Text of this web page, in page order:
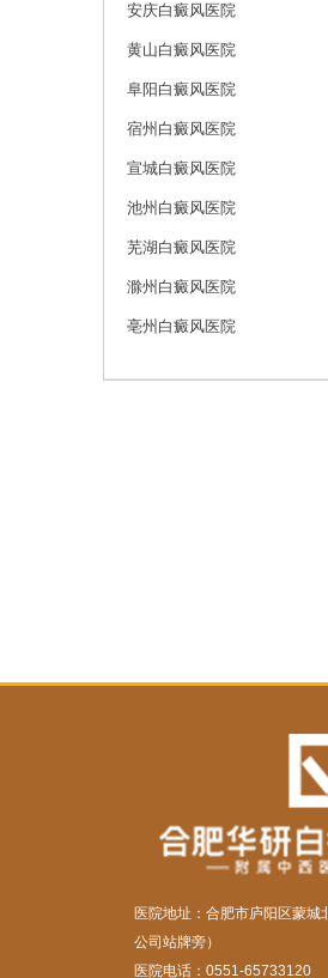
安庆白癜风医院
黄山白癜风医院
阜阳白癜风医院
宿州白癜风医院
宣城白癜风医院
池州白癜风医院
芜湖白癜风医院
滁州白癜风医院
亳州白癜风医院
医院地址：合肥市庐阳区蒙
公司站牌旁）
医院电话：0551-65733120